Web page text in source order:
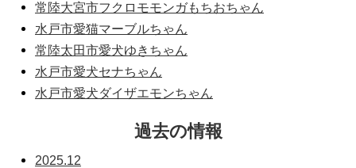
常陸大宮市フクロモモンガもちおちゃん
水戸市愛猫マーブルちゃん
常陸太田市愛犬ゆきちゃん
水戸市愛犬セナちゃん
水戸市愛犬ダイザエモンちゃん
過去の情報
2025.12